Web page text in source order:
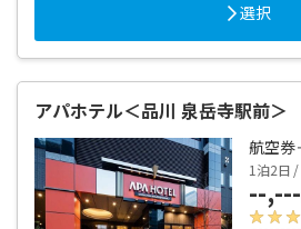
選択
アパホテル＜品川 泉岳寺駅前＞
航空券
1泊2日
--,---